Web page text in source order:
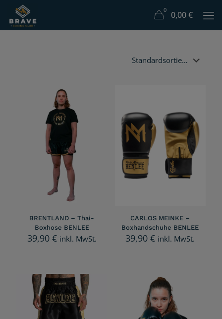
0 0,00€
BRENTLAND – Thai-
Boxhose BENLEE
39,90 € inkl. MwSt.
CARLOS MEINKE –
Boxhandschuhe BENLEE
39,90€ inkl. MwSt.